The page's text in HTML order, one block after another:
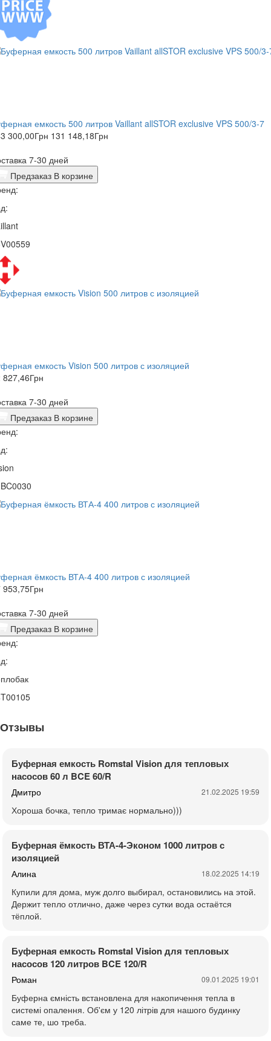
емкость 500 литров Vaillant allSTOR exclusive VPS 500/3-7
300,00Грн 131 148,18Грн
7-30 дней
Предзаказ В корзине
емкость Vision 500 литров с изоляцией
827,46Грн
7-30 дней
Предзаказ В корзине
ёмкость ВТА-4 400 литров с изоляцией
953,75Грн
7-30 дней
Предзаказ В корзине
Отзывы
Буферная емкость Romstal Vision для тепловых
насосов 60 л BCE 60/R
Дмитро 21.02.2025 19:59
Хороша бочка, тепло тримає нормально)))
Буферная ёмкость ВТА-4-Эконом 1000 литров с
изоляцией
Алина 18.02.2025 14:19
Купили для дома, муж долго выбирал, остановились на этой.
Держит тепло отлично, даже через сутки вода остаётся
тёплой.
Буферная емкость Romstal Vision для тепловых
насосов 120 литров BCE 120/R
Роман 09.01.2025 19:01
Буферна ємність встановлена для накопичення тепла в
системі опалення. Об'єм у 120 літрів для нашого будинку
саме те, шо треба.